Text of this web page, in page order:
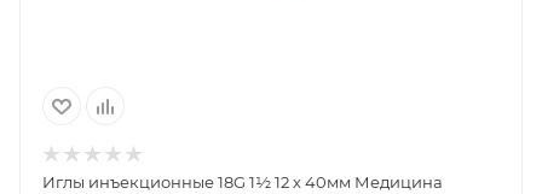
Иглы инъекционные 18G 1½ 12 х 40мм Медицина